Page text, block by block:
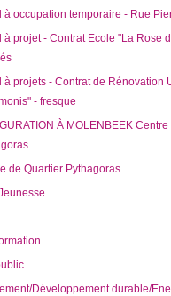
à occupation temporaire - Rue
à projet - Contrat Ecole "La Rose
à projets - Contrat de Rénovation
- fresque
À MOLENBEEK
de Quartier Pythagoras
Développement durable/